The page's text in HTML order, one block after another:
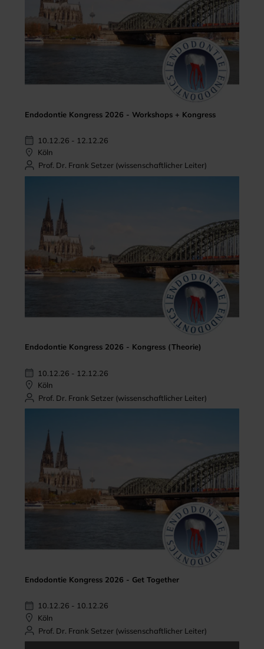
Endodontie Kongress 2026 - Workshops + Kongress
10.12.26 - 12.12.26
Köln
Prof. Dr. Frank Setzer (wissenschaftlicher Leiter)
Endodontie Kongress 2026 - Kongress (Theorie)
10.12.26 - 12.12.26
Köln
Prof. Dr. Frank Setzer (wissenschaftlicher Leiter)
Endodontie Kongress 2026 - Get Together
10.12.26 - 10.12.26
Köln
Prof. Dr. Frank Setzer (wissenschaftlicher Leiter)